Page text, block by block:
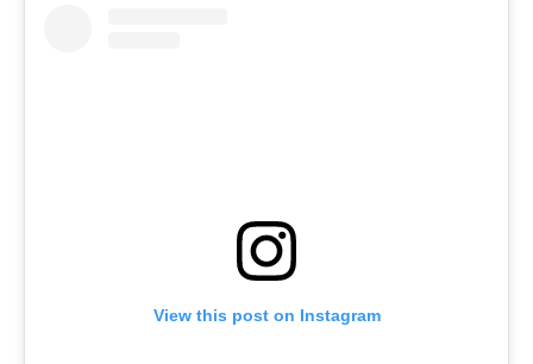
View this post on Instagram